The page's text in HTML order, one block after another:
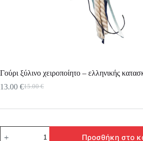
Γούρι ξύλινο χειροποίητο – ελληνικής
15.00€
Original
was:
13.00 €Η
τιμή
13.00 €.
ξύλινο
Προσθήκη στο